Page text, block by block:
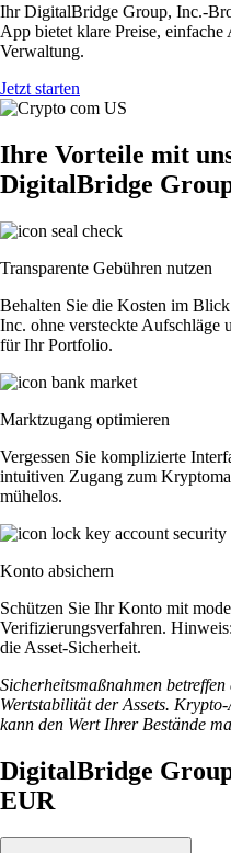
Ihr DigitalBridge Group, Inc.-
App bietet klare Preise,
Verwaltung.
Jetzt starten
Ihre Vorteile mit
DigitalBridge
Transparente Gebühren nutzen
Behalten Sie die Kosten im
Inc. ohne versteckte Aufschläge
für Ihr Portfolio.
Marktzugang optimieren
Vergessen Sie komplizierte
intuitiven Zugang zum
mühelos.
Konto absichern
Schützen Sie Ihr Konto mit
Verifizierungsverfahren.
die Asset-Sicherheit.
Sicherheitsmaßnahmen
Wertstabilität der Assets.
kann den Wert Ihrer Bestände
DigitalBridge
EUR